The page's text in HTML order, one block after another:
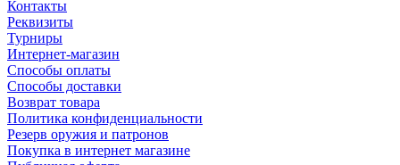
Контакты
Реквизиты
Турниры
Интернет-магазин
Способы оплаты
Способы доставки
Возврат товара
Политика конфиденциальности
Резерв оружия и патронов
Покупка в интернет магазине